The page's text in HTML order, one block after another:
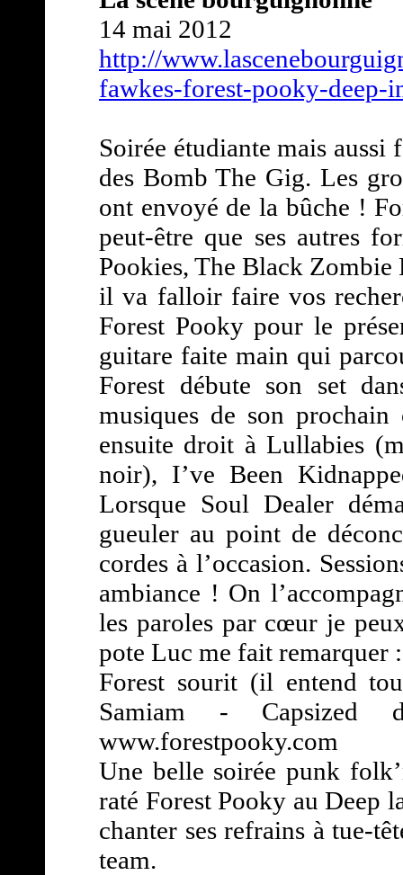
14 mai 2012
http://
fawkes-forest-pooky-
Soirée étudiante mais
des Bomb The Gig. Les
ont envoyé de la bûche !
peut-être que ses autres
Pookies, The Black
il va falloir faire vos
Forest Pooky pour le
guitare faite main qui
Forest débute son set
musiques de son
ensuite droit à Lullabies
noir), I’ve Been
Lorsque Soul Dealer
gueuler au point de
cordes à l’occasion.
ambiance ! On
les paroles par cœur je
pote Luc me fait remarquer
Forest sourit (il entend
Samiam - Capsized
www.forestpooky.com
Une belle soirée punk
raté Forest Pooky au Deep
chanter ses refrains à tue-
team.